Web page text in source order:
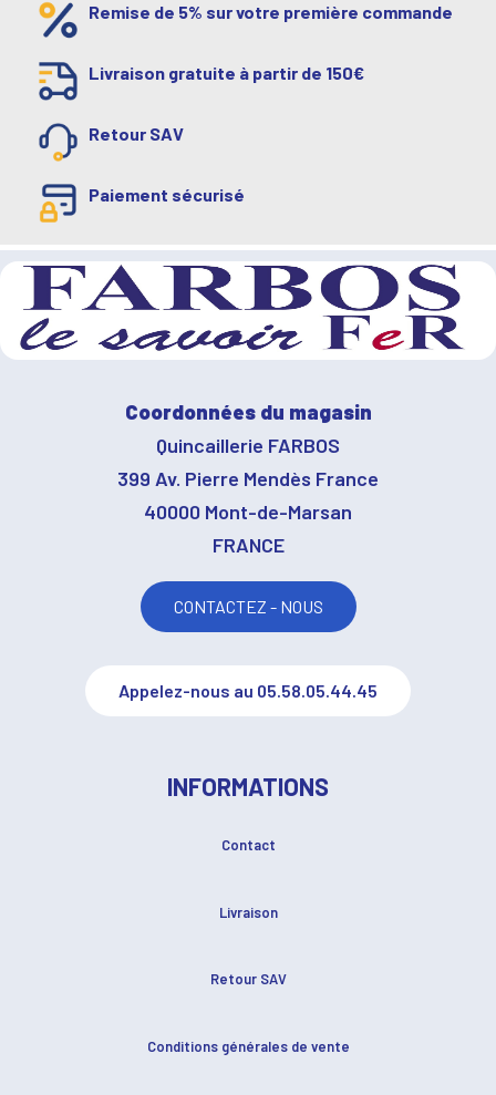
Remise de 5% sur votre première commande
Livraison gratuite à partir de 150€
Retour SAV
Paiement sécurisé
Coordonnées du magasin
Quincaillerie FARBOS
399 Av. Pierre Mendès France
40000 Mont-de-Marsan
FRANCE
CONTACTEZ - NOUS
Appelez-nous au 05.58.05.44.45
INFORMATIONS
Contact
Livraison
Retour SAV
Conditions générales de vente